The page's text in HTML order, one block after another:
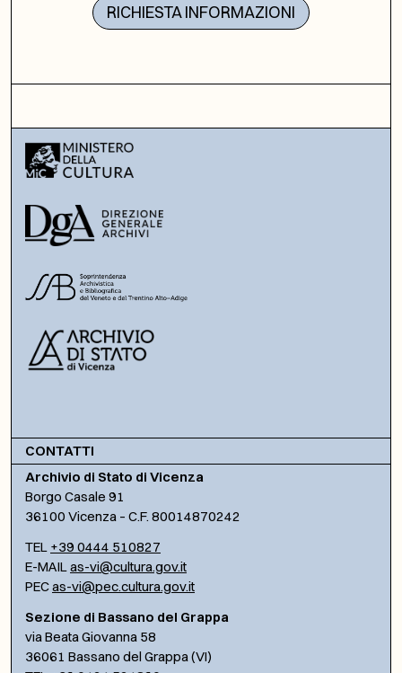
RICHIESTA INFORMAZIONI
CONTATTI
Archivio di Stato di Vicenza
Borgo Casale 91
36100 Vicenza – C.F. 80014870242
TEL +39 0444 510827
E-MAILas-vi@cultura.gov.it
PECas-vi@pec.cultura.gov.it
Sezione di Bassano del Grappa
via Beata Giovanna 58
36061 Bassano del Grappa (VI)